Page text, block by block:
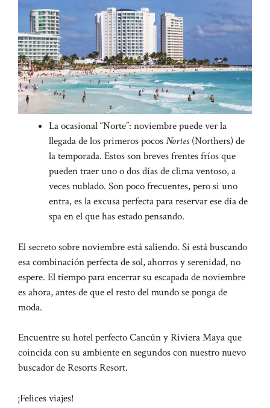
La ocasional “Norte”: noviembre puede ver la
llegada de los primeros pocosNortes(Northers) de
la temporada. Estos son breves frentes fríos que
pueden traer uno o dos días de clima ventoso, a
veces nublado. Son poco frecuentes, pero si uno
entra, es la excusa perfecta para reservar ese día de
spa en el que has estado pensando.
El secreto sobre noviembre está saliendo. Si está buscando
esa combinación perfecta de sol, ahorros y serenidad, no
espere. El tiempo para encerrar su escapada de noviembre
es ahora, antes de que el resto del mundo se ponga de
moda.
Encuentre su hotel perfecto Cancún y Riviera Maya que
coincida con su ambiente en segundos con nuestro nuevo
buscador de Resorts Resort.
¡Felices viajes!